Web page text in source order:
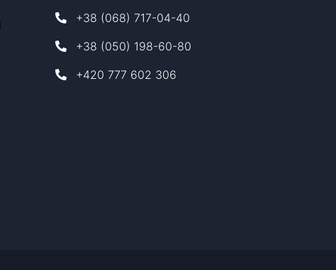
+38 (068) 717-04-40
+38 (050) 198-60-80
+420 777 602 306